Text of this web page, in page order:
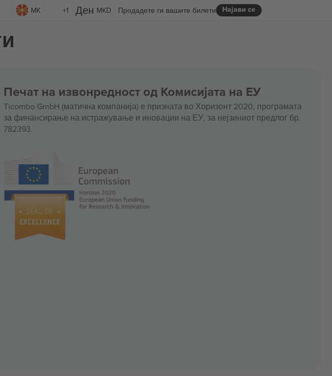
MK +1 MKD Најави се
Продадете ги вашите билети
Печат на извонредност од Комисијата на ЕУ
Ticombo GmbH (матична компанија) е призната во Хоризонт 2020, програмата
за финансирање на истражување и иновации на ЕУ, за нејзиниот предлог бр.
782393.